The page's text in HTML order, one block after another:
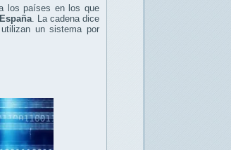
los países en los que
. La cadena dice
un sistema por